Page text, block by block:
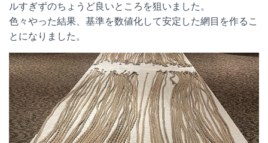
ルすぎずのちょうど良いところを狙いました。
色々やった結果、基準を数値化して安定した網目を作るこ
とになりました。